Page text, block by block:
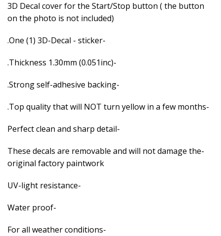
3D Decal cover for the Start/Stop button ( the button
on the photo is not included)
-One (1) 3D-Decal - sticker.
-Thickness 1.30mm (0.051inc).
-Strong self-adhesive backing.
-Top quality that will NOT turn yellow in a few months.
-Perfect clean and sharp detail
-These decals are removable and
will not damage the
original factory paintwork
-UV-light resistance
-Water proof
-For all weather conditions